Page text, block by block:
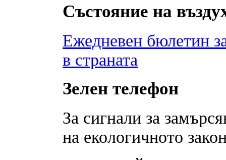
Състояние на
Ежедневен бюлетин
в страната
Зелен телефон
За сигнали за
на екологичното